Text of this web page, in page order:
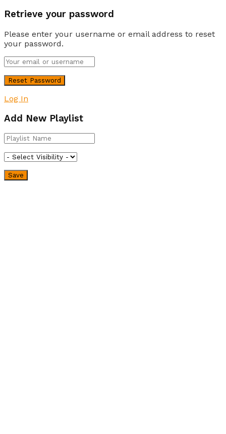
Retrieve your password
Please enter your username or email address to reset
your password.
Log In
Add New Playlist